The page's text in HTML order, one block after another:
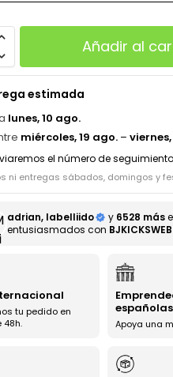
Añadir al
estimada
lunes, 10 ago.
miércoles, 19 ago. –
el número de
ni entregas sábados, domingos y
adrian, labelliido y 6528 más
entusiasmados con
tu pedido en
48h.
españolas
Apoya una